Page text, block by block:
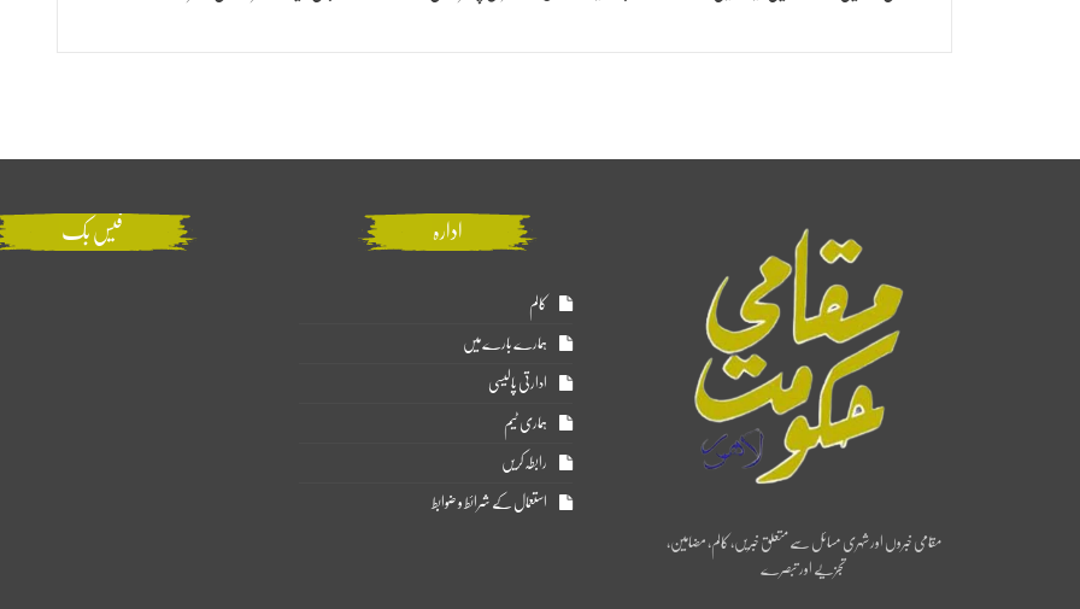
مقامی خبروں اور شہری مسائل سے متعلق خبریں، کالم، مضامین،
تجزیے اور تبصرے
ادارہ
کالم
ہمارے بارے میں
ادارتی پالیسی
ہماری ٹیم
رابطہ کریں
استعمال کے شرائط و ضوابط
فیس بک